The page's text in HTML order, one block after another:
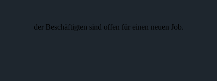
der Beschäftigten sind offen für einen neuen Job.